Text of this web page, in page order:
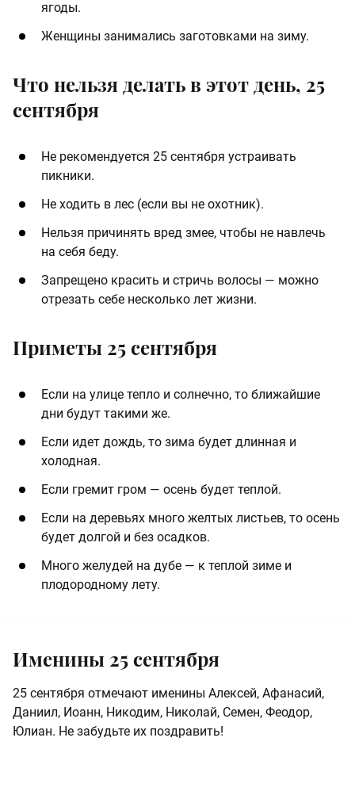
ягоды.
Женщины занимались заготовками на зиму.
Что нельзя делать в этот день, 25
сентября
Не рекомендуется 25 сентября устраивать
пикники.
Не ходить в лес (если вы не охотник).
Нельзя причинять вред змее, чтобы не навлечь
на себя беду.
Запрещено красить и стричь волосы — можно
отрезать себе несколько лет жизни.
Приметы 25 сентября
Если на улице тепло и солнечно, то ближайшие
дни будут такими же.
Если идет дождь, то зима будет длинная и
холодная.
Если гремит гром — осень будет теплой.
Если на деревьях много желтых листьев, то осень
будет долгой и без осадков.
Много желудей на дубе — к теплой зиме и
плодородному лету.
Именины 25 сентября
25 сентября отмечают именины Алексей, Афанасий,
Даниил, Иоанн, Никодим, Николай, Семен, Феодор,
Юлиан. Не забудьте их поздравить!